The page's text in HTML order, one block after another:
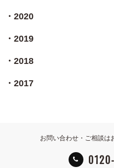
2020
2019
2018
2017
お問い合わせ・ご相談は